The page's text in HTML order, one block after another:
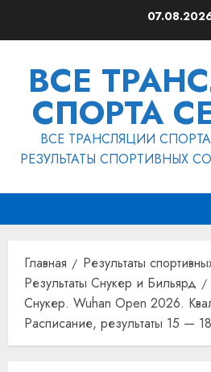
ВСЕ
СПОРТА
ВСЕ ТРАНСЛЯЦИИ
РЕЗУЛЬТАТЫ СПОРТИВНЫХ
Главная
Результаты
Результаты Снукер и Бильярд
Снукер. Wuhan Open 2026.
Расписание, результаты 15 —